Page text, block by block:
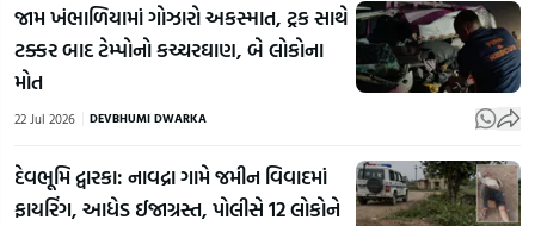
જામ ખંભાળિયામાં ગોઝારો અકસ્માત, ટ્રક સાથે
ટક્કર બાદ ટેમ્પોનો કચ્ચરઘાણ, બે લોકોના
મોત
22 Jul 2026 DEVBHUMI DWARKA
દેવભૂમિ દ્વારકા: નાવદ્રા ગામે જમીન વિવાદમાં
ફાયરિંગ, આધેડ ઈજાગ્રસ્ત, પોલીસે 12 લોકોને